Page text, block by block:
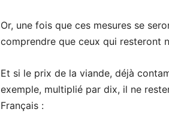
Or, une fois que ces mesures se
comprendre que ceux qui resteront
Et si le prix de la viande, déjà
exemple, multiplié par dix, il ne
Français :